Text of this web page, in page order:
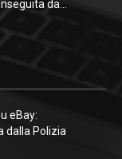
da...
eBay:
dalla Polizia